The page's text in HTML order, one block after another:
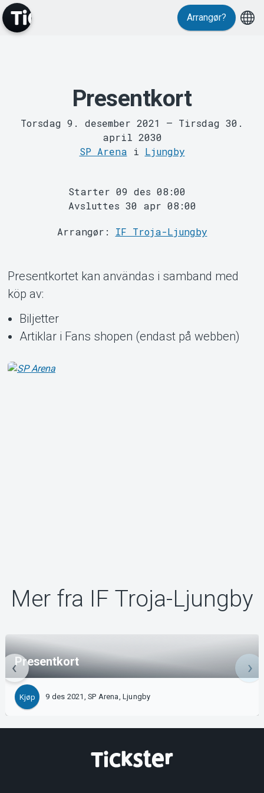
MyTickster
Support
Arrangør?
Presentkort
Torsdag 9. desember 2021 – Tirsdag 30.
april 2030
SP Arena i Ljungby
Starter 09 des 08:00
Avsluttes 30 apr 08:00
Arrangør: IF Troja-Ljungby
Presentkortet kan användas i samband med
köp av:
Biljetter
Artiklar i Fans shopen (endast på webben)
Mer fra IF Troja-Ljungby
Presentkort
Kjøp 9 des 2021, SP Arena, Ljungby